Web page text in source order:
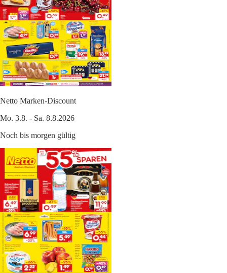
Netto Marken-Discount
Mo. 3.8. - Sa. 8.8.2026
Noch bis morgen gültig